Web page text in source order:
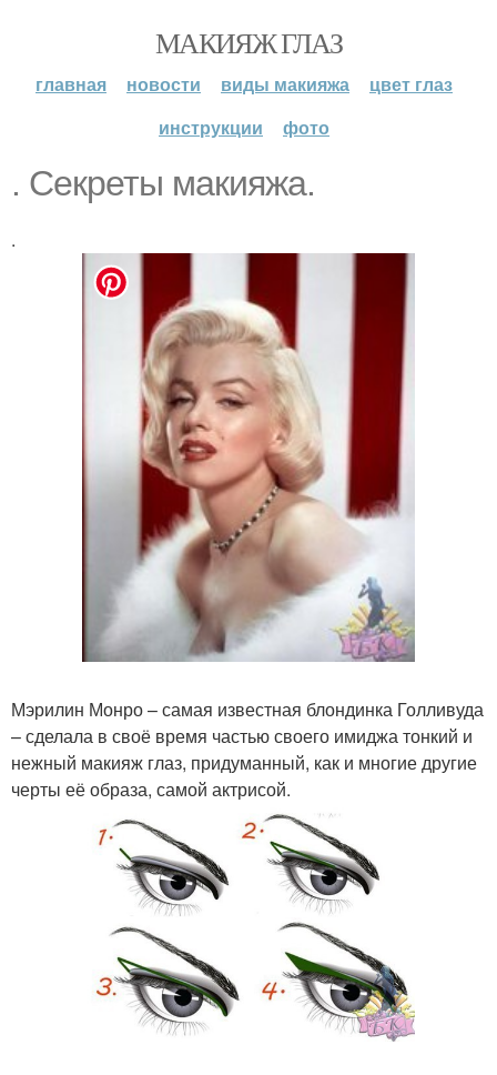
МАКИЯЖ ГЛАЗ
главная новости виды макияжа
цвет глаз
инструкции
фото
. Секреты макияжа.
.
Мэрилин Монро – самая известная блондинка Голливуда
– сделала в своё время частью своего имиджа тонкий и
нежный макияж глаз, придуманный, как и многие другие
черты её образа, самой актрисой.